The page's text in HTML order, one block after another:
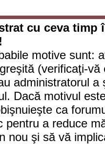
cu ceva timp
motive sunt:
(verificaţi-
administratorul
Dacă motivul
ca
pentru a reduce
nou şi să vă